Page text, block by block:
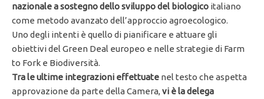
nazionale a sostegno dello sviluppo del biologico italiano
come metodo avanzato dell’approccio agroecologico.
Uno degli intenti è quello di pianificare e attuare gli
obiettivi del Green Deal europeo e nelle strategie di Farm
to Fork e Biodiversità.
Tra le ultime integrazioni effettuate nel testo che aspetta
approvazione da parte della Camera,vi è la delega